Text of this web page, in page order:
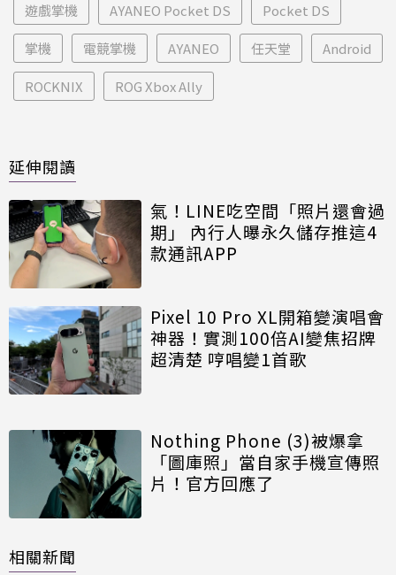
遊戲掌機 AYANEO Pocket DS Pocket DS
掌機 電競掌機 AYANEO 任天堂 Android
ROCKNIX ROG Xbox Ally
延伸閱讀
氣！LINE吃空間「照片還會過
期」 內行人曝永久儲存推這4
款通訊APP
Pixel 10 Pro XL開箱變演唱會
神器！實測100倍AI變焦招牌
超清楚 哼唱變1首歌
Nothing Phone (3)被爆拿
「圖庫照」當自家手機宣傳照
片！官方回應了
相關新聞